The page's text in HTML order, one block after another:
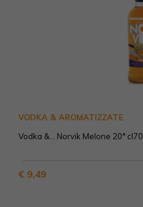
VODKA & AROMATIZZATE
Vodka &... Norvik Melone 20° cl70
€ 9,49